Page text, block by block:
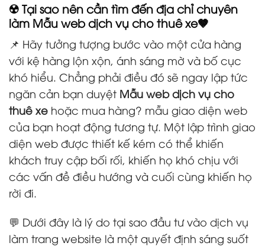
☢️ Tại sao nên cần tìm đến địa chỉ chuyên
làm Mẫu web dịch vụ cho thuê xe🤎
📌 Hãy tưởng tượng bước vào một cửa hàng
với kệ hàng lộn xộn, ánh sáng mờ và bố cục
khó hiểu. Chẳng phải điều đó sẽ ngay lập tức
ngăn cản bạn duyệt Mẫu web dịch vụ cho
thuê xe hoặc mua hàng? mẫu giao diện web
của bạn hoạt động tương tự. Một lập trình giao
diện web được thiết kế kém có thể khiến
khách truy cập bối rối, khiến họ khó chịu với
các vấn đề điều hướng và cuối cùng khiến họ
rời đi.
💬 Dưới đây là lý do tại sao đầu tư vào dịch vụ
làm trang website là một quyết định sáng suốt